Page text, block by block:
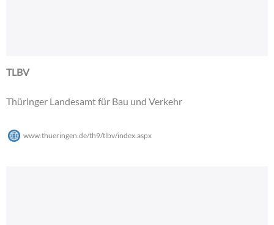
TLBV
Thüringer Landesamt für Bau und Verkehr
www.thueringen.de/th9/tlbv/index.aspx